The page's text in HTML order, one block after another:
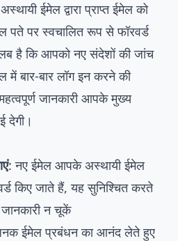
ईमेल द्वारा प्राप्त ईमेल को
पते पर स्वचालित रूप से फॉरवर्ड
है कि आपको नए संदेशों की जांच
बार-बार लॉग इन करने की
जानकारी आपके मुख्य
देगी।
: नए ईमेल आपके अस्थायी ईमेल
किए जाते हैं, यह सुनिश्चित करते
न चूकें
ईमेल प्रबंधन का आनंद लेते हुए